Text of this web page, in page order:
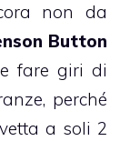
non da
Button
fare giri di
perché
a soli 2